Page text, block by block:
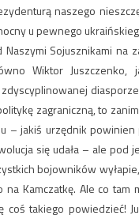
naszego
u pewnego
Sojusznikami
Wiktor
zagraniczną, to
– jakiś urzędnik
się udała – ale pod
bojowników
Kamczatkę. Ale co
coś takiego powiedzieć!